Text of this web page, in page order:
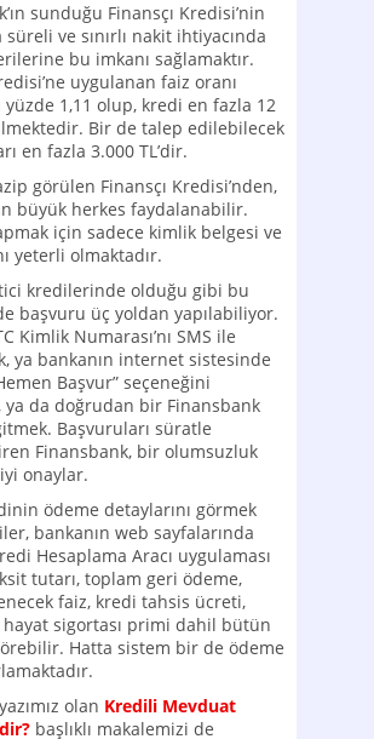
sunduğu Finansçı Kredisi’nin
süreli ve sınırlı nakit ihtiyacında
bu imkanı sağlamaktır.
uygulanan faiz oranı
1,11 olup, kredi en fazla 12
Bir de talep edilebilecek
en fazla 3.000 TL’dir.
görülen Finansçı Kredisi’nden,
büyük herkes faydalanabilir.
için sadece kimlik belgesi ve
yeterli olmaktadır.
kredilerinde olduğu gibi bu
başvuru üç yoldan yapılabiliyor.
Kimlik Numarası’nı SMS ile
ya bankanın internet sistesinde
Başvur” seçeneğini
ya da doğrudan bir Finansbank
Başvuruları süratle
Finansbank, bir olumsuzluk
onaylar.
ödeme detaylarını görmek
bankanın web sayfalarında
Hesaplama Aracı uygulaması
tutarı, toplam geri ödeme,
faiz, kredi tahsis ücreti,
sigortası primi dahil bütün
Hatta sistem bir de ödeme
olan Kredili Mevduat
başlıklı makalemizi de